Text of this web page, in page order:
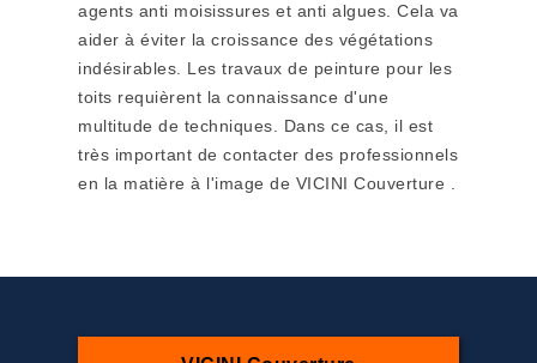
agents anti moisissures et anti algues. Cela va
aider à éviter la croissance des végétations
indésirables. Les travaux de peinture pour les
toits requièrent la connaissance d'une
multitude de techniques. Dans ce cas, il est
très important de contacter des professionnels
en la matière à l'image de VICINI Couverture .